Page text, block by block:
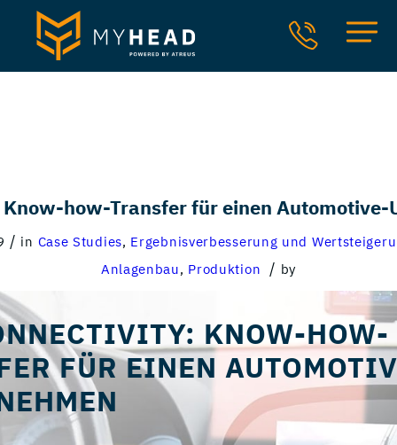
how-Transfer für einen Automotive-
/ in Case Studies, Ergebnisverbesserung und
Anlagenbau , Produktion / by
KNOW-HOW-
FÜR EINEN